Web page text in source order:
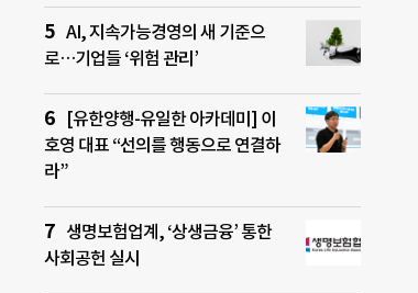
AI, 지속가능경영의 새 기준으
로…기업들 ‘위험 관리’
[유한양행-유일한 아카데미] 이
호영 대표 “선의를 행동으로 연결하
라”
생명보험업계, ‘상생금융’ 통한
사회공헌 실시